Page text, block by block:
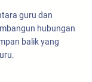
guru dan
hubungan
balik yang